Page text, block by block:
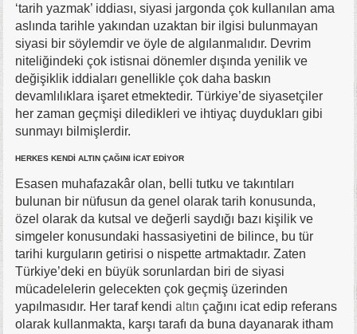
‘tarih yazmak’ iddiası, siyasi jargonda çok kullanılan ama
aslında tarihle yakından uzaktan bir ilgisi bulunmayan
siyasi bir söylemdir ve öyle de algılanmalıdır. Devrim
niteliğindeki çok istisnai dönemler dışında yenilik ve
değişiklik iddiaları genellikle çok daha baskın
devamlılıklara işaret etmektedir. Türkiye’de siyasetçiler
her zaman geçmişi diledikleri ve ihtiyaç duydukları gibi
sunmayı bilmişlerdir.
HERKES KENDİ ALTIN ÇAĞINI İCAT EDİYOR
Esasen muhafazakâr olan, belli tutku ve takıntıları
bulunan bir nüfusun da genel olarak tarih konusunda,
özel olarak da kutsal ve değerli saydığı bazı kişilik ve
simgeler konusundaki hassasiyetini de bilince, bu tür
tarihi kurguların getirisi o nispette artmaktadır. Zaten
Türkiye’deki en büyük sorunlardan biri de siyasi
mücadelelerin gelecekten çok geçmiş üzerinden
yapılmasıdır. Her taraf kendialtın çağını icat edip referans
olarak kullanmakta, karşı tarafı da buna dayanarak itham